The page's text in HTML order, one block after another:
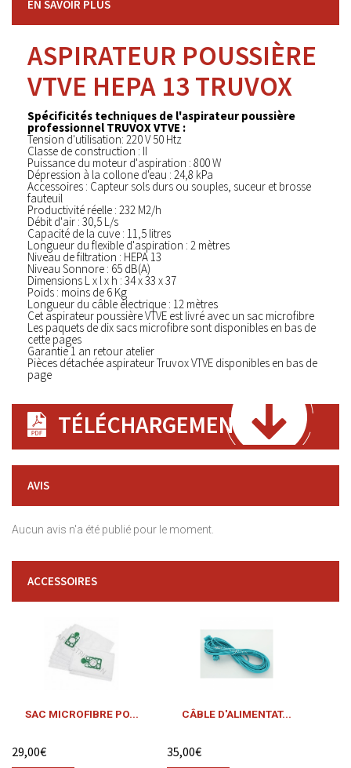
EN SAVOIR PLUS
ASPIRATEUR POUSSIÈRE
VTVE HEPA 13 TRUVOX
Spécificités techniques de l'aspirateur poussière
professionnel TRUVOX VTVE :
Tension d'utilisation: 220 V 50 Htz
Classe de construction : II
Puissance du moteur d'aspiration : 800 W
Dépression à la collone d'eau : 24,8 kPa
Accessoires : Capteur sols durs ou souples, suceur et brosse
fauteuil
Productivité réelle : 232 M2/h
Débit d'air : 30,5 L/s
Capacité de la cuve : 11,5 litres
Longueur du flexible d'aspiration : 2 mètres
Niveau de filtration : HEPA 13
Niveau Sonnore : 65 dB(A)
Dimensions L x l x h : 34 x 33 x 37
Poids : moins de 6 Kg
Longueur du câble électrique : 12 mètres
Cet aspirateur poussière VTVE est livré avec un sac microfibre
Les paquets de dix sacs microfibre sont disponibles en bas de
cette pages
Garantie 1 an retour atelier
Pièces détachée aspirateur Truvox VTVE disponibles en bas de
page
TÉLÉCHARGEMENT
AVIS
Aucun avis n'a été publié pour le moment.
ACCESSOIRES
SAC MICROFIBRE PO...
29,00€
CÂBLE D'ALIMENTAT...
35,00€